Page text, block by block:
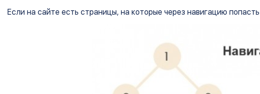
Если на сайте есть страницы, на которые через навигацию